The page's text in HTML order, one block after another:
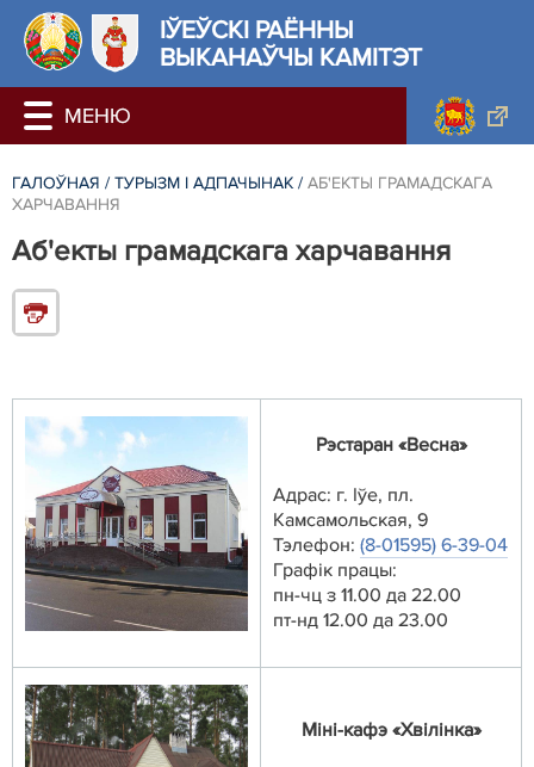
ІЎЕЎСКІ РАЁННЫ
ВЫКАНАЎЧЫ КАМІТЭТ
ГАЛОЎНАЯ / ТУРЫЗМ І АДПАЧЫНАК / АБ'ЕКТЫ ГРАМАДСКАГА
ХАРЧАВАННЯ
Аб'екты грамадскага харчавання
Рэстаран «Весна»
Адрас: г. Іўе, пл.
Камсамольская, 9
Тэлефон: (8-01595) 6-39-04
Графік працы:
пн-чц з 11.00 да 22.00
пт-нд 12.00 да 23.00
Мiнi-кафэ «Хвілінка»